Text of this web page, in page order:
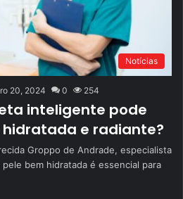
Notícias
20, 2024 0 254
inteligente pode
e radiante?
Groppo de Andrade, especialista
bem hidratada é essencial para